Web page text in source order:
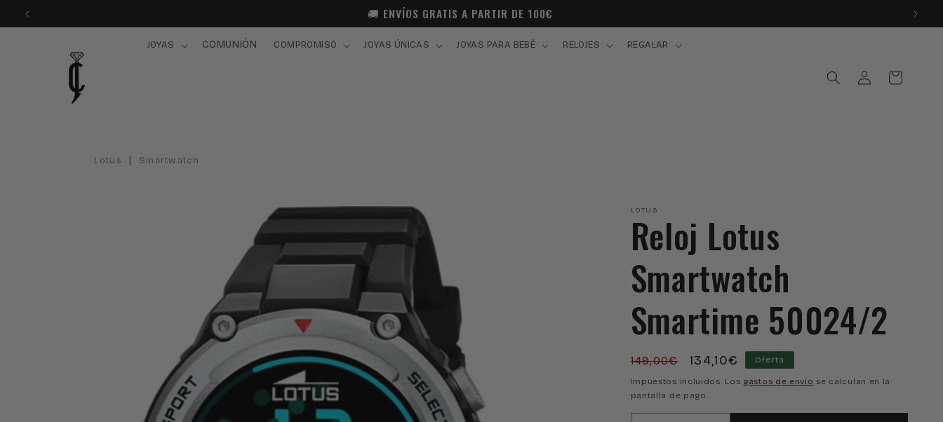
directamente
al contenido
🚚 ENVÍOS GRATIS A PARTIR DE 100€
JOYAS COMUNIÓN COMPROMISO JOYAS ÚNICAS JOYAS PARA BEBÉ RELOJES REGALAR
Iniciar
sesión
Carrito
Lotus | Smartwatch
LOTUS
Reloj Lotus
Smartwatch
Smartime 50024/2
Precio
habitual
149,00€
Precio
de
oferta
134,10€ Oferta
Impuestos incluidos. Los gastos de envío se calculan en la
pantalla de pago.